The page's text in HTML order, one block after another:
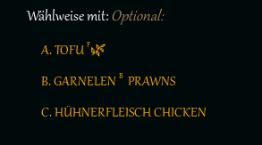
Wählweise mit: Optional:
A. TOFUF🌿
B. GARNELENB PRAWNS
C. HÜHNERFLEISCH CHICKEN